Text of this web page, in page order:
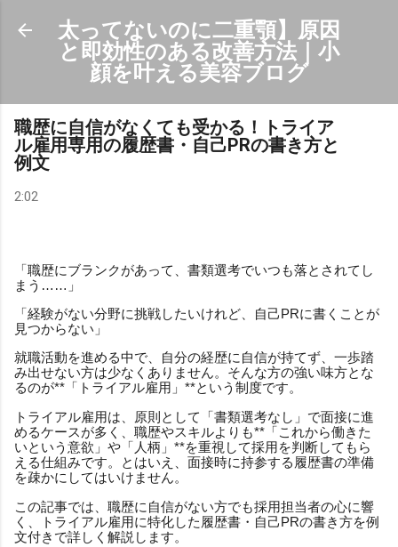
スキップしてメイン コンテンツに移動
太ってないのに二重顎】原因
と即効性のある改善方法｜小
顔を叶える美容ブログ
職歴に自信がなくても受かる！トライア
ル雇用専用の履歴書・自己PRの書き方と
例文
2:02
「職歴にブランクがあって、書類選考でいつも落とされてし
まう……」
「経験がない分野に挑戦したいけれど、自己PRに書くことが
見つからない」
就職活動を進める中で、自分の経歴に自信が持てず、一歩踏
み出せない方は少なくありません。そんな方の強い味方とな
るのが**「トライアル雇用」**という制度です。
トライアル雇用は、原則として「書類選考なし」で面接に進
めるケースが多く、職歴やスキルよりも**「これから働きた
いという意欲」や「人柄」**を重視して採用を判断してもら
える仕組みです。とはいえ、面接時に持参する履歴書の準備
を疎かにしてはいけません。
この記事では、職歴に自信がない方でも採用担当者の心に響
く、トライアル雇用に特化した履歴書・自己PRの書き方を例
文付きで詳しく解説します。